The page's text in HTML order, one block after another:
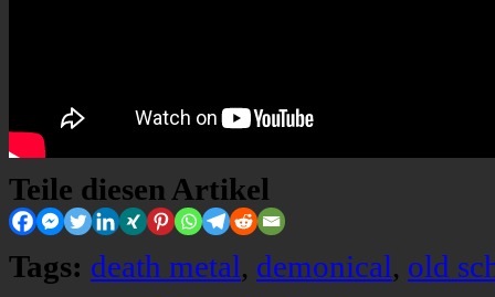
Teile diesen Artikel
Tags: death metal, demonical, old